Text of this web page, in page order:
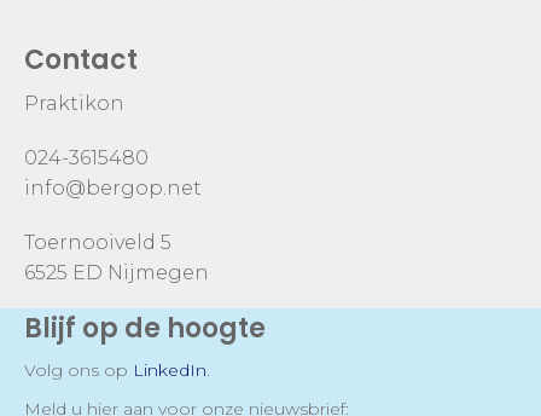
Contact
Praktikon
024-3615480
info@bergop.net
Toernooiveld 5
6525 ED Nijmegen
Blijf op de hoogte
Volg ons op LinkedIn.
Meld u hier aan voor onze nieuwsbrief: